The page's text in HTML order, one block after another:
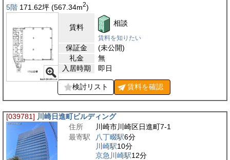
5階 171.62坪 (567.34m2)
賃料 相談
賃料を知りたい
保証金
(未公開)
礼金
無
入居時期
即日
検討リスト 賃料を確認
[039781] 川崎日進町ビルディング
住所
川崎市川崎区日進町7-1
最寄駅
八丁畷駅6分
川崎駅10分
京急川崎駅12分